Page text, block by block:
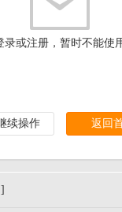
录或注册，暂时不能使
续操作 返回